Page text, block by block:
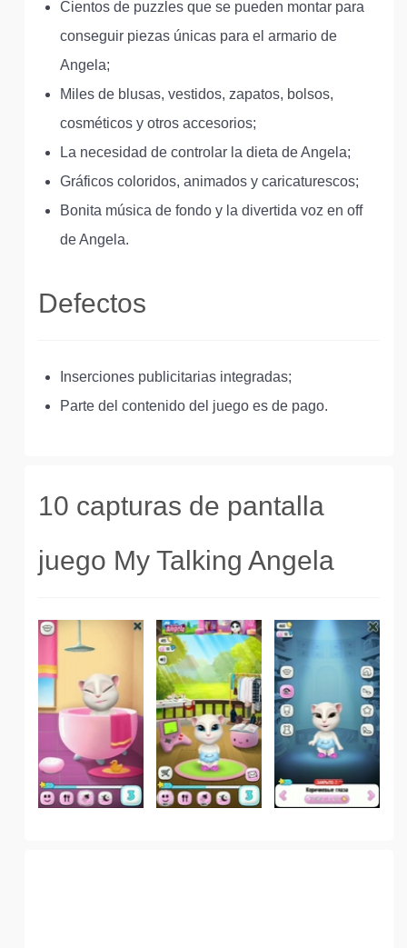
Cientos de puzzles que se pueden montar para
conseguir piezas únicas para el armario de
Angela;
Miles de blusas, vestidos, zapatos, bolsos,
cosméticos y otros accesorios;
La necesidad de controlar la dieta de Angela;
Gráficos coloridos, animados y caricaturescos;
Bonita música de fondo y la divertida voz en off
de Angela.
Defectos
Inserciones publicitarias integradas;
Parte del contenido del juego es de pago.
10 capturas de pantalla
juego My Talking Angela